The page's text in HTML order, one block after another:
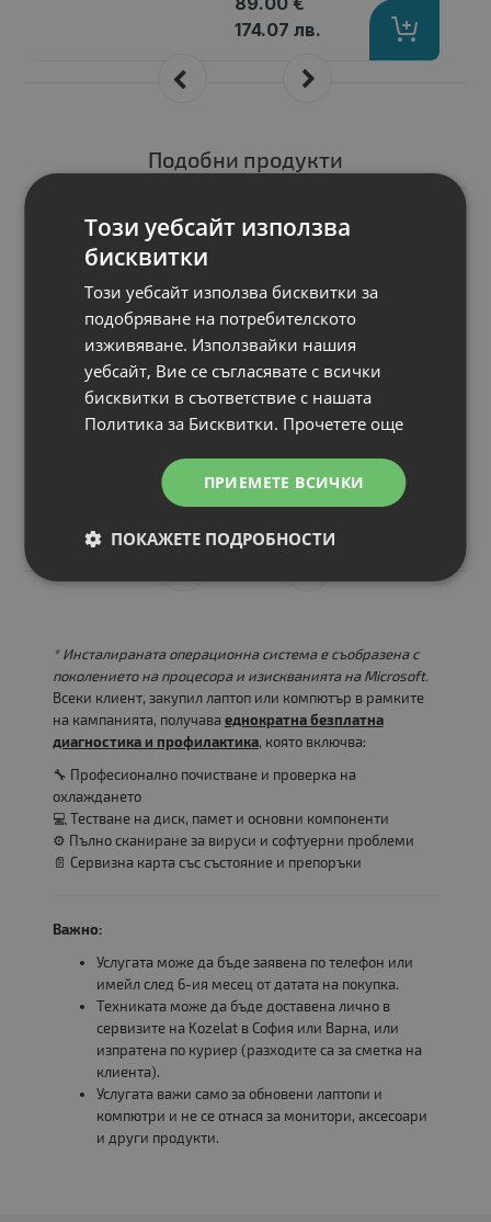
174.07 лв.
Подобни продукти
N
Геймърски
Дисплей: 31.5" (80.01 cm)
Резолюция: 2560x1440
Вид на екрана
Честота на опресняване, Hz
Време за реакция, ms
199.00 €
* Инсталираната операционна система е съобразена с
поколението на процесора и изискванията на Microsoft.
Всеки клиент, закупил лаптоп или компютър в рамките
на кампанията, получава еднократна безплатна
диагностика и профилактика, която включва:
🔧 Професионално почистване и проверка на
охлаждането
💻 Тестване на диск, памет и основни компоненти
⚙️ Пълно сканиране за вируси и софтуерни проблеми
📄 Сервизна карта със състояние и препоръки
Важно:
Услугата може да бъде заявена по телефон или
имейл след 6-ия месец от датата на покупка.
Техниката може да бъде доставена лично в
сервизите на Kozelat в София или Варна, или
изпратена по куриер (разходите са за сметка на
клиента).
Услугата важи само за обновени лаптопи и
компютри и не се отнася за монитори, аксесоари
и други продукти.
Този уебсайт използва
бисквитки
Този уебсайт използва бисквитки за
подобряване на потребителското
изживяване. Използвайки нашия
уебсайт, Вие се съгласявате с всички
бисквитки в съответствие с нашата
Политика за Бисквитки. Прочетете още
ПРИЕМЕТЕ ВСИЧКИ
ПОКАЖЕТЕ ПОДРОБНОСТИ